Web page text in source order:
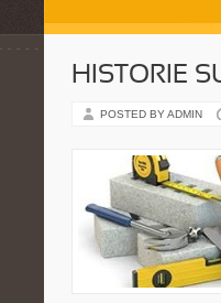
HISTORIE
POSTED BY ADMIN